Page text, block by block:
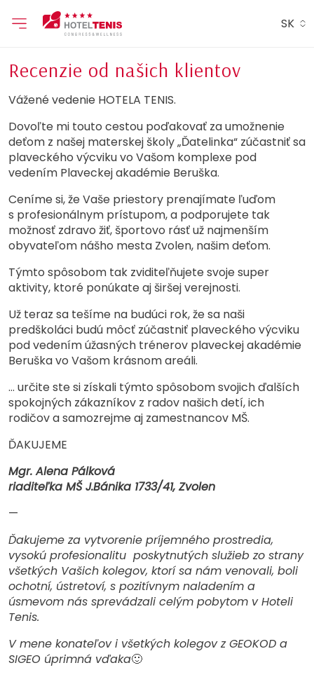
SK
Recenzie od našich klientov
Vážené vedenie HOTELA TENIS.
Dovoľte mi touto cestou poďakovať za umožnenie
deťom z našej materskej školy „Ďatelinka“ zúčastniť sa
plaveckého výcviku vo Vašom komplexe pod
vedením Plaveckej akadémie Beruška.
Ceníme si, že Vaše priestory prenajímate ľuďom
s profesionálnym prístupom, a podporujete tak
možnosť zdravo žiť, športovo rásť už najmenším
obyvateľom nášho mesta Zvolen, našim deťom.
Týmto spôsobom tak zviditeľňujete svoje super
aktivity, ktoré ponúkate aj širšej verejnosti.
Už teraz sa tešíme na budúci rok, že sa naši
predškoláci budú môcť zúčastniť plaveckého výcviku
pod vedením úžasných trénerov plaveckej akadémie
Beruška vo Vašom krásnom areáli.
… určite ste si získali týmto spôsobom svojich ďalších
spokojných zákazníkov z radov našich detí, ich
rodičov a samozrejme aj zamestnancov MŠ.
ĎAKUJEME
Mgr. Alena Pálková
riaditeľka MŠ J.Bánika 1733/41, Zvolen
—
Ďakujeme za vytvorenie príjemného prostredia,
vysokú profesionalitu poskytnutých služieb zo strany
všetkých Vašich kolegov, ktorí sa nám venovali, boli
ochotní, ústretoví, s pozitívnym naladením a
úsmevom nás sprevádzali celým pobytom v Hoteli
Tenis.
V mene konateľov i všetkých kolegov z GEOKOD a
SIGEO úprimná vďaka🙂